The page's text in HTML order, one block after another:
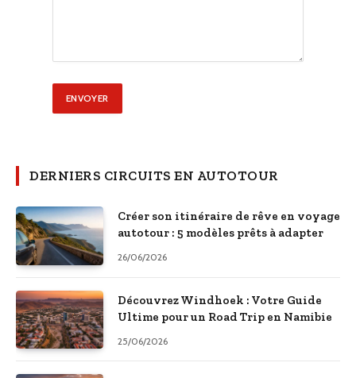
DERNIERS CIRCUITS EN AUTOTOUR
Créer son itinéraire de rêve en voyage
autotour : 5 modèles prêts à adapter
26/06/2026
Découvrez Windhoek : Votre Guide
Ultime pour un Road Trip en Namibie
25/06/2026